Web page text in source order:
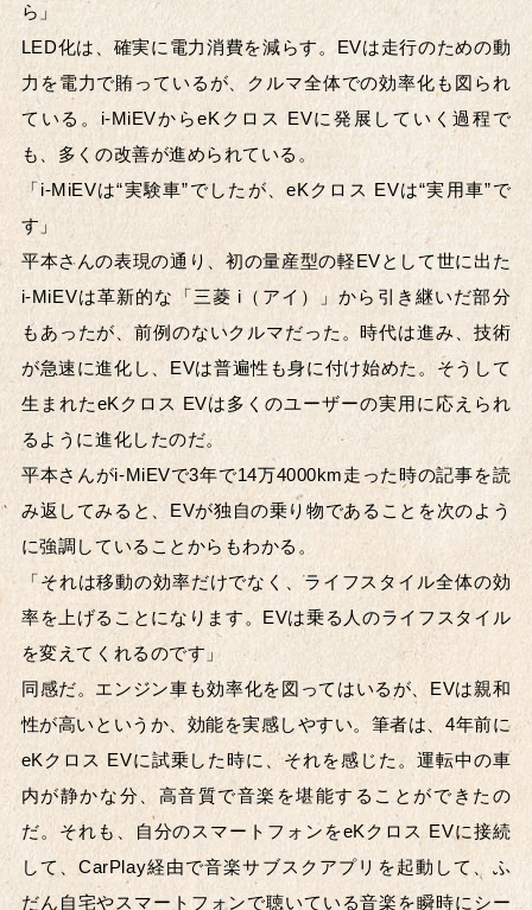
ら」
LED化は、確実に電力消費を減らす。EVは走行のための動
力を電力で賄っているが、クルマ全体での効率化も図られ
ている。i-MiEVからeKクロス EVに発展していく過程で
も、多くの改善が進められている。
「i-MiEVは“実験車”でしたが、eKクロス EVは“実用車”で
す」
平本さんの表現の通り、初の量産型の軽EVとして世に出た
i-MiEVは革新的な「三菱 i（アイ）」から引き継いだ部分
もあったが、前例のないクルマだった。時代は進み、技術
が急速に進化し、EVは普遍性も身に付け始めた。そうして
生まれたeKクロス EVは多くのユーザーの実用に応えられ
るように進化したのだ。
平本さんがi-MiEVで3年で14万4000km走った時の記事を読
み返してみると、EVが独自の乗り物であることを次のよう
に強調していることからもわかる。
「それは移動の効率だけでなく、ライフスタイル全体の効
率を上げることになります。EVは乗る人のライフスタイル
を変えてくれるのです」
同感だ。エンジン車も効率化を図ってはいるが、EVは親和
性が高いというか、効能を実感しやすい。筆者は、4年前に
eKクロス EVに試乗した時に、それを感じた。運転中の車
内が静かな分、高音質で音楽を堪能することができたの
だ。それも、自分のスマートフォンをeKクロス EVに接続
して、CarPlay経由で音楽サブスクアプリを起動して、ふ
だん自宅やスマートフォンで聴いている音楽を瞬時にシー